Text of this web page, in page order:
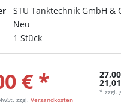
STU Tanktechnik GmbH &
Neu
1 Stück
€ *
zzgl. Versandkosten
* zzgl.